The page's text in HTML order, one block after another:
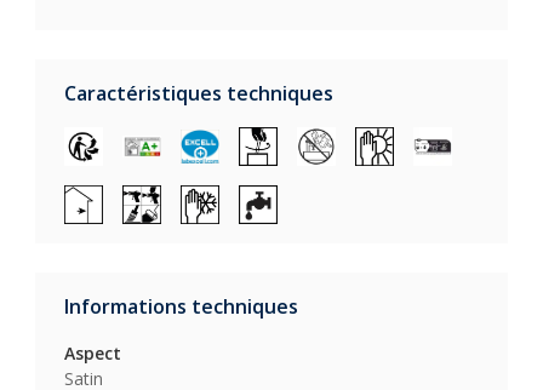
Caractéristiques techniques
Informations techniques
Aspect
Satin